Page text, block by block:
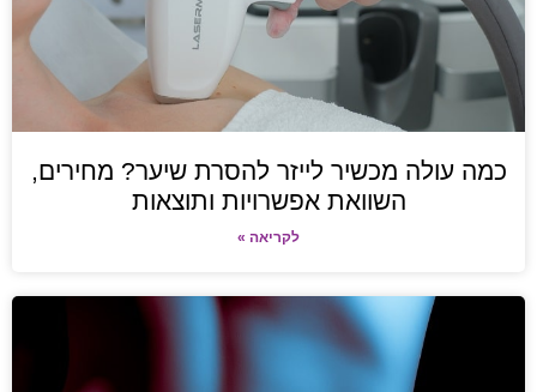
כמה עולה מכשיר לייזר להסרת שיער? מחירים,
השוואת אפשרויות ותוצאות
לקריאה »